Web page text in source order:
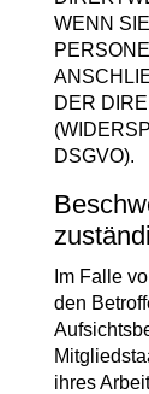
WENN
DER
DSGVO).
Im Falle
den
ihres